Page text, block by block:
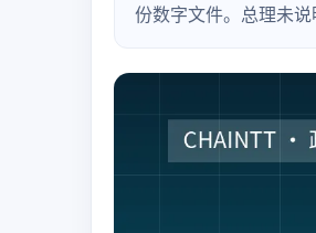
份数字文件。总理未